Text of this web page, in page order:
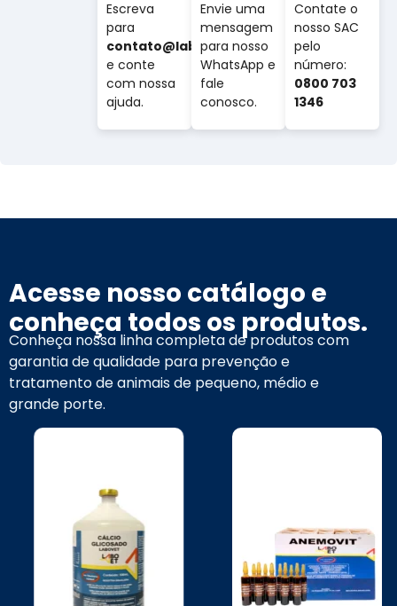
Escreva
para
contato@labovet.com.br
e conte
com nossa
ajuda.
Envie uma
mensagem
para nosso
WhatsApp e
fale
conosco.
Contate o
nosso SAC
pelo
número:
0800 703
1346
Acesse nosso catálogo e
conheça todos os produtos.
Conheça nossa linha completa de produtos com
garantia de qualidade para prevenção e
tratamento de animais de pequeno, médio e
grande porte.